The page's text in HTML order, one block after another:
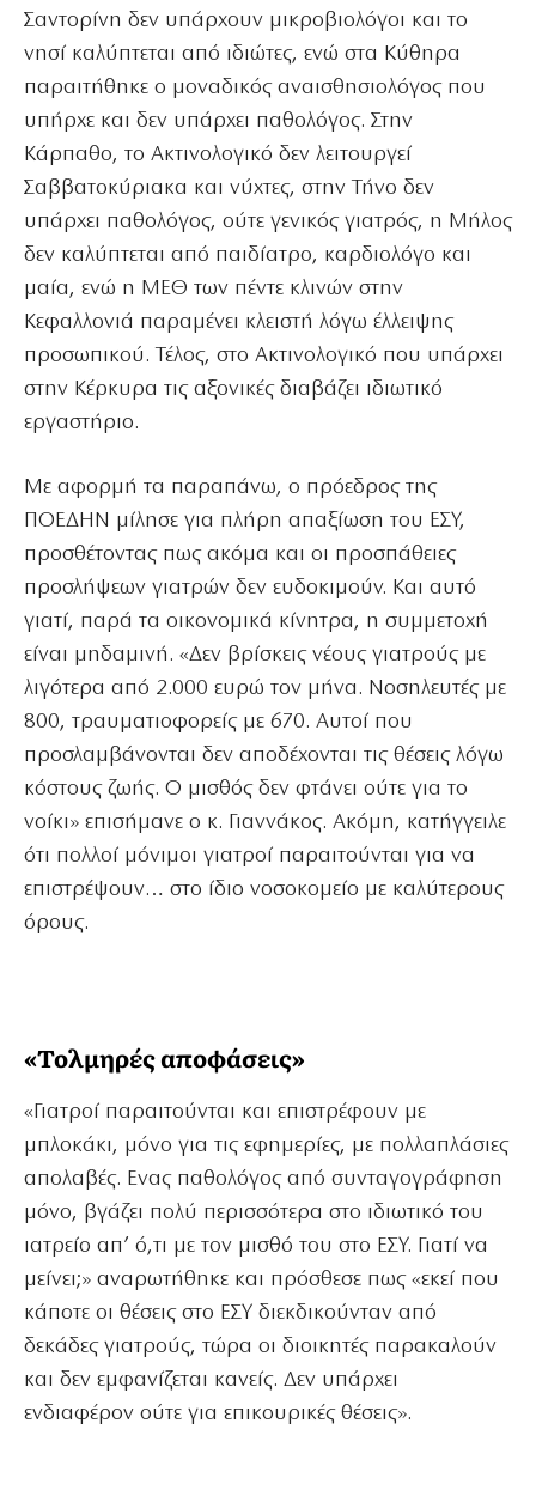
Σαντορίνη δεν υπάρχουν μικροβιολόγοι και το
νησί καλύπτεται από ιδιώτες, ενώ στα Κύθηρα
παραιτήθηκε ο μοναδικός αναισθησιολόγος που
υπήρχε και δεν υπάρχει παθολόγος. Στην
Κάρπαθο, το Ακτινολογικό δεν λειτουργεί
Σαββατοκύριακα και νύχτες, στην Τήνο δεν
υπάρχει παθολόγος, ούτε γενικός γιατρός, η Μήλος
δεν καλύπτεται από παιδίατρο, καρδιολόγο και
μαία, ενώ η ΜΕΘ των πέντε κλινών στην
Κεφαλλονιά παραμένει κλειστή λόγω έλλειψης
προσωπικού. Τέλος, στο Ακτινολογικό που υπάρχει
στην Κέρκυρα τις αξονικές διαβάζει ιδιωτικό
εργαστήριο.
Με αφορμή τα παραπάνω, ο πρόεδρος της
ΠΟΕΔΗΝ μίλησε για πλήρη απαξίωση του ΕΣΥ,
προσθέτοντας πως ακόμα και οι προσπάθειες
προσλήψεων γιατρών δεν ευδοκιμούν. Και αυτό
γιατί, παρά τα οικονομικά κίνητρα, η συμμετοχή
είναι μηδαμινή. «Δεν βρίσκεις νέους γιατρούς με
λιγότερα από 2.000 ευρώ τον μήνα. Νοσηλευτές με
800, τραυματιοφορείς με 670. Αυτοί που
προσλαμβάνονται δεν αποδέχονται τις θέσεις λόγω
κόστους ζωής. Ο μισθός δεν φτάνει ούτε για το
νοίκι» επισήμανε ο κ. Γιαννάκος. Ακόμη, κατήγγειλε
ότι πολλοί μόνιμοι γιατροί παραιτούνται για να
επιστρέψουν… στο ίδιο νοσοκομείο με καλύτερους
όρους.
«Τολμηρές αποφάσεις»
«Γιατροί παραιτούνται και επιστρέφουν με
μπλοκάκι, μόνο για τις εφημερίες, με πολλαπλάσιες
απολαβές. Ενας παθολόγος από συνταγογράφηση
μόνο, βγάζει πολύ περισσότερα στο ιδιωτικό του
ιατρείο απ’ ό,τι με τον μισθό του στο ΕΣΥ. Γιατί να
μείνει;» αναρωτήθηκε και πρόσθεσε πως «εκεί που
κάποτε οι θέσεις στο ΕΣΥ διεκδικούνταν από
δεκάδες γιατρούς, τώρα οι διοικητές παρακαλούν
και δεν εμφανίζεται κανείς. Δεν υπάρχει
ενδιαφέρον ούτε για επικουρικές θέσεις».